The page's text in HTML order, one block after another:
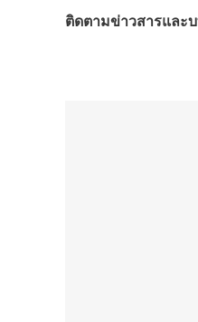
ติดตามข่าวสารและ